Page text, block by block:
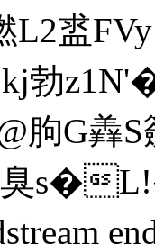
盚
勃
朐G羴
臭s�